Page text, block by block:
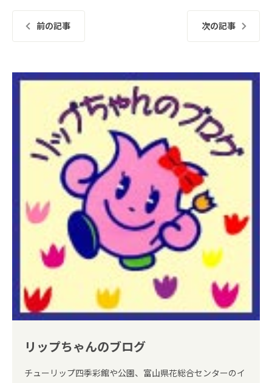
前の記事 次の記事
リップちゃんのブログ
チューリップ四季彩館や公園、富山県花総合センターのイ